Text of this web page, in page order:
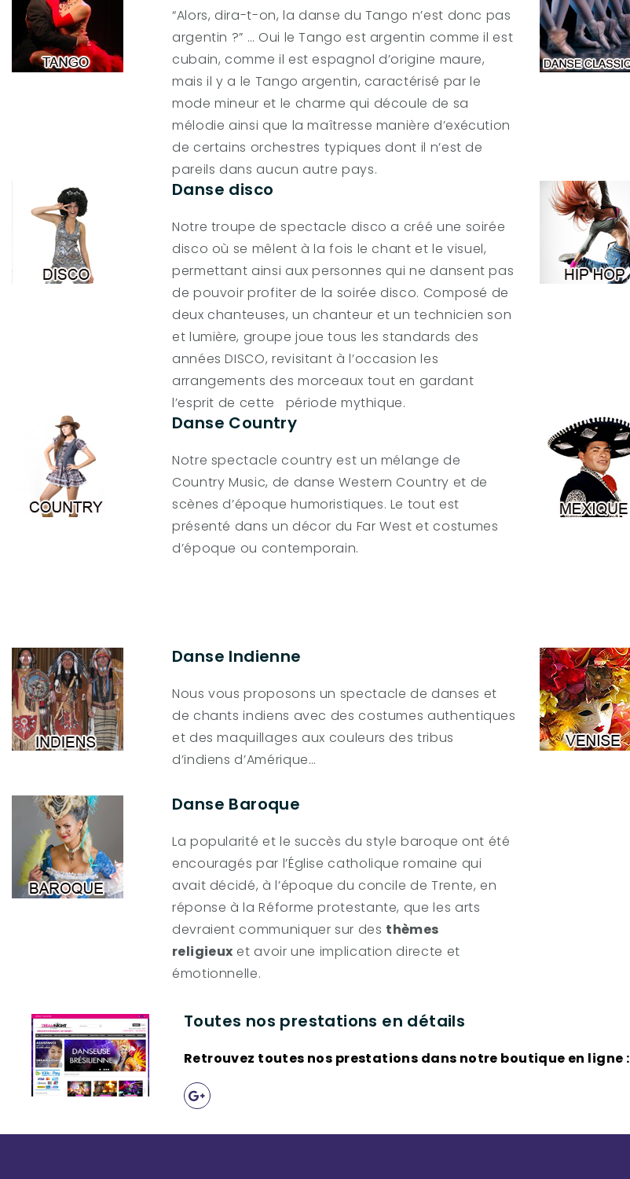
“Alors, dira-t-on, la danse du Tango n’est donc pas
argentin ?” … Oui le Tango est argentin comme il est
cubain, comme il est espagnol d’origine maure,
mais il y a le Tango argentin, caractérisé par le
mode mineur et le charme qui découle de sa
mélodie ainsi que la maîtresse manière d’exécution
de certains orchestres typiques dont il n’est de
pareils dans aucun autre pays.
Danse disco
Notre troupe de spectacle disco a créé une soirée
disco où se mêlent à la fois le chant et le visuel,
permettant ainsi aux personnes qui ne dansent pas
de pouvoir profiter de la soirée disco. Composé de
deux chanteuses, un chanteur et un technicien son
et lumière, groupe joue tous les standards des
années DISCO, revisitant à l’occasion les
arrangements des morceaux tout en gardant
l’esprit de cette période mythique.
Danse Country
Notre spectacle country est un mélange de
Country Music, de danse Western Country et de
scènes d’époque humoristiques. Le tout est
présenté dans un décor du Far West et costumes
d’époque ou contemporain.
Danse Indienne
Nous vous proposons un spectacle de danses et
de chants indiens avec des costumes authentiques
et des maquillages aux couleurs des tribus
d’indiens d’Amérique…
Danse Baroque
La popularité et le succès du style baroque ont été
encouragés par l’Église catholique romaine qui
avait décidé, à l’époque du concile de Trente, en
réponse à la Réforme protestante, que les arts
devraient communiquer sur des thèmes
religieux et avoir une implication directe et
émotionnelle.
Toutes nos prestations en détails
Retrouvez toutes nos prestations dans notre boutique en ligne :